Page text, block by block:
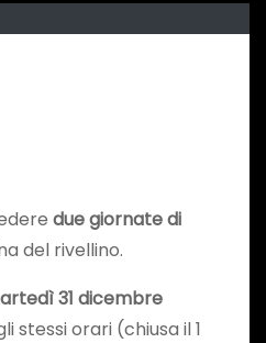
due giornate di
del rivellino.
31 dicembre
stessi orari (chiusa il 1